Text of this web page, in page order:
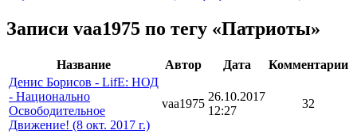
Записи vaa1975 по тегу «Патриоты»
Название Автор Дата
Комментарии
Денис Борисов - LifE: НОД
- Национально
Освободительное
Движение! (8 окт. 2017 г.)
vaa1975
26.10.2017
12:27
32